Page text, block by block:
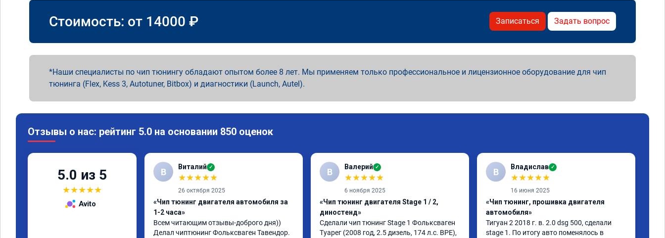
Стоимость: от 14000 ₽ Записаться Задать вопрос
Наши специалисты по чип тюнингу обладают опытом более 8 лет. Мы применяем только профессиональное и лицензионное оборудование для чип
тюнинга (Flex, Kess 3, Autotuner, Bitbox) и диагностики (Launch, Autel).
Отзывы о нас: рейтинг 5.0 на основании 850 оценок
5.0 из 5
★★★★★
Avito
В Виталий ✓
★★★★★
26 октября 2025
«Чип тюнинг двигателя автомобиля за
1-2 часа»
Всем читающим отзывы-доброго дня))
Делал чиптюнинг Фольксваген Тавендор.
В Валерий ✓
★★★★★
6 ноября 2025
«Чип тюнинг двигателя Stage 1 / 2,
диностенд»
Сделали чип тюнинг Stage 1 Фольксваген
Туарег (2008 год, 2.5 дизель, 174 л.с. BPE),
В Владислав ✓
★★★★★
16 июня 2025
«Чип тюнинг, прошивка двигателя
автомобиля»
Тигуан 2 2018 г. в. 2.0 dsg 500, сделали
stage 1. По итогу авто поменялось в